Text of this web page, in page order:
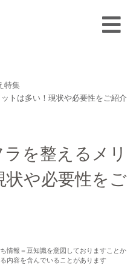
特集
トは多い！現状や必要性をご紹介
を整えるメリ
状や必要性をご
情報＝豆知識を意図しておりますことか
内容を含んでいることがあります